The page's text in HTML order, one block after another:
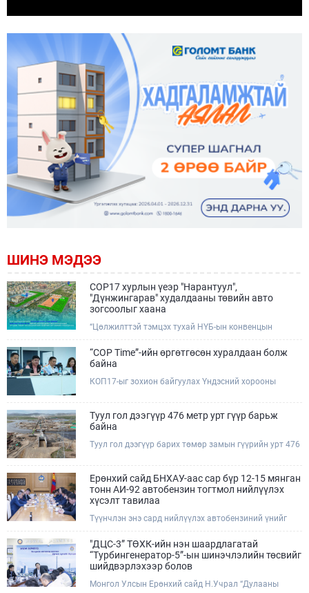
ШИНЭ МЭДЭЭ
COP17 хурлын үеэр "Нарантуул",
"Дүнжингарав" худалдааны төвийн авто
зогсоолыг хаана
“Цөлжилттэй тэмцэх тухай НҮБ-ын конвенцын
сарын 17-28-ны өдрүүдэд Улаанбаатар хотод зохион
байгуулагдана.Хурлын үеэр Нарантуул, Дүнжингарав
тухайн чиглэлд нийтийн тээврийн хүртээмжийг
“COP Time”-ийн өргөтгөсөн хуралдаан болж
байна
КОП17-ыг зохион байгуулах Үндэсний хорооны
дотоод хуралдааныг тогтмол зохион байгуулж ирсэн
билээ.Өнөөдөр “COP Time”-ийн сүүлийн хуралдааныг
бөгөөд үүнд Үндэсний хорооны дэргэдэх дэд
Туул гол дээгүүр 476 метр урт гүүр барьж
байна
Туул гол дээгүүр барих төмөр замын гүүрийн урт 476
хөдөлгөөнийг найдвартай, тасралтгүй нэвтрүүлэх
чухал байгууламж бөгөөд уг ажлыг "Очирням" ХХК,
"Тэргүүн саруул зам" ХХК, "Хотгорзам" ХХК зэрэг
Ерөнхий сайд БНХАУ-аас сар бүр 12-15 мянган
тонн АИ-92 автобензин тогтмол нийлүүлэх
хүсэлт тавилаа
Түүнчлэн энэ сард нийлүүлэх автобензиний үнийг
бууруулах боломжийг судлахыг хүслээ. Тэрбээр
Монгол Улсад үүсээд буй шатахууны нөхцөл байдлыг
шийдвэрлэхэд Иж бүрэн стратегийн түншлэл бүхий
БНХАУ-ын тал дэмжлэг үзүүлэх талаар БНХАУ-ын
Бүх Хятадын Ардын их хурлын дарга Жао Лөжи,
"ДЦС-3” ТӨХК-ийн нэн шаардлагатай
“Турбингенератор-5”-ын шинэчлэлийн төсвийг
шийдвэрлэхээр болов
Монгол Улсын Ерөнхий сайд Н.Учрал “Дулааны